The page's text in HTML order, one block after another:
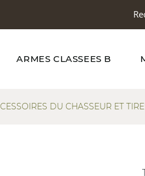
ARMES CLASSEES B
DU CHASSEUR ET